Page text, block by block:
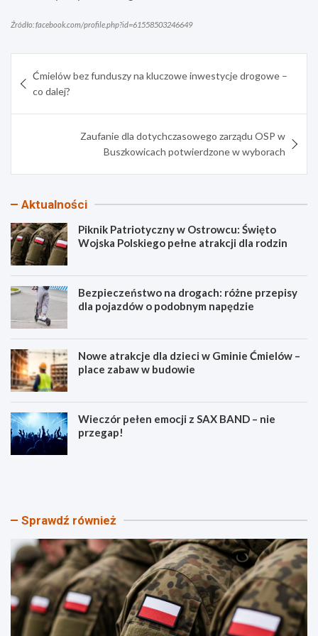
Źródło: facebook.com/profile.php?id=61558503246649
wpisu
Ćmielów bez funduszy na kluczowe inwestycje drogowe –
co dalej?
Zaufanie dla dotychczasowego zarządu OSP w
Buszkowicach potwierdzone w wyborach
Aktualności
Piknik Patriotyczny w Ostrowcu: Święto
Wojska Polskiego pełne atrakcji dla rodzin
Bezpieczeństwo na drogach: różne przepisy
dla pojazdów o podobnym napędzie
Nowe atrakcje dla dzieci w Gminie Ćmielów –
place zabaw w budowie
Wieczór pełen emocji z SAX BAND – nie
przegap!
P
k
a
t
r
i
o
t
B
e
z
e
ń
s
t
w
Sprawdź również